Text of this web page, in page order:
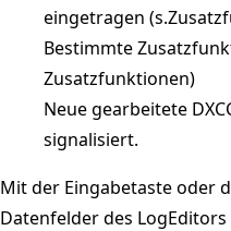
eingetragen
Bestimmte
Zusatzfunktionen)
Neue gearbeitete
signalisiert.
Mit der Eingabetaste oder
Datenfelder des